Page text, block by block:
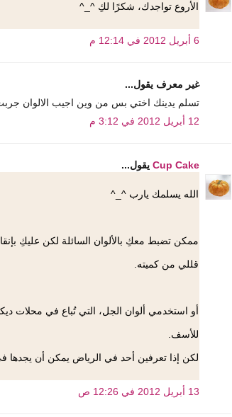
الأروع تواجدك، شكرًا لكِ ^_^
6 أبريل 2012 في 12:14 م
غير معرف يقول...
تسلم يدينك اختي بس من وين اجيب الالوان
12 أبريل 2012 في 3:12 م
Cup Cake يقول...
الله يسلمك يارب ^_^
ممكن تضبط معكِ بالألوان السائلة لكن عليكِ
قللي من كميته.
أو استخدمي ألوان الجل، التي تُباع في محلات
للأسف.
لكن إذا تعرفين أحد في الرياض يمكن أن يجدها
13 أبريل 2012 في 12:26 ص